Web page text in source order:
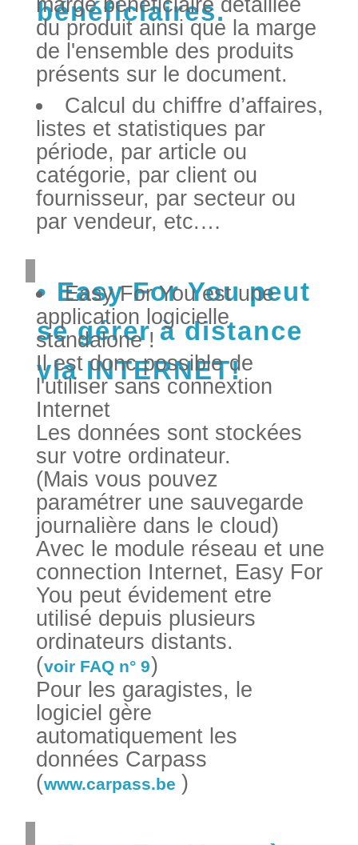
bénéficiaires.
marge bénéficiaire détaillée
du produit ainsi que la marge
de l'ensemble des produits
présents sur le document.
Calcul du chiffre d’affaires,
listes et statistiques par
période, par article ou
catégorie, par client ou
fournisseur, par secteur ou
par vendeur, etc.…
Easy For You peut
se gérer à distance
via INTERNET!
Easy For You est une
application logicielle
standalone !
Il est donc possible de
l'utiliser sans connextion
Internet
Les données sont stockées
sur votre ordinateur.
(Mais vous pouvez
paramétrer une sauvegarde
journalière dans le cloud)
Avec le module réseau et une
connection Internet, Easy For
You peut évidement etre
utilisé depuis plusieurs
ordinateurs distants.
(voir FAQ n° 9)
Pour les garagistes, le
logiciel gère
automatiquement les
données Carpass
(www.carpass.be )